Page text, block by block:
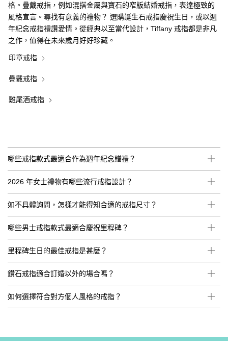
格。疊戴戒指，例如混搭金屬與寶石的窄版結婚戒指，表達極致的
風格宣言。尋找有意義的禮物？ 選購誕生石戒指慶祝生日，或以週
年紀念戒指禮讚愛情。從經典以至當代設計，Tiffany 戒指都是非凡
之作，值得在未來歲月好好珍藏。
印章戒指
疊戴戒指
雞尾酒戒指
哪些戒指款式最適合作為週年紀念贈禮？
2026 年女士禮物有哪些流行戒指設計？
如不具體詢問，怎樣才能得知合適的戒指尺寸？
哪些男士戒指款式最適合慶祝里程碑？
里程碑生日的最佳戒指是甚麼？
鑽石戒指適合訂婚以外的場合嗎？
如何選擇符合對方個人風格的戒指？